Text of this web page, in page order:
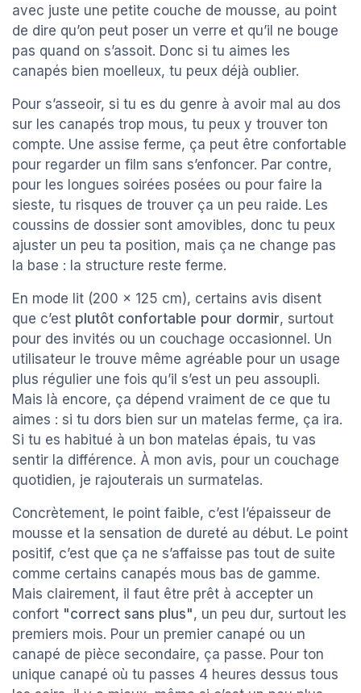
avec juste une petite couche de mousse, au point
de dire qu’on peut poser un verre et qu’il ne bouge
pas quand on s’assoit. Donc si tu aimes les
canapés bien moelleux, tu peux déjà oublier.
Pour s’asseoir, si tu es du genre à avoir mal au dos
sur les canapés trop mous, tu peux y trouver ton
compte. Une assise ferme, ça peut être confortable
pour regarder un film sans s’enfoncer. Par contre,
pour les longues soirées posées ou pour faire la
sieste, tu risques de trouver ça un peu raide. Les
coussins de dossier sont amovibles, donc tu peux
ajuster un peu ta position, mais ça ne change pas
la base : la structure reste ferme.
En mode lit (200 x 125 cm), certains avis disent
que c’est plutôt confortable pour dormir, surtout
pour des invités ou un couchage occasionnel. Un
utilisateur le trouve même agréable pour un usage
plus régulier une fois qu’il s’est un peu assoupli.
Mais là encore, ça dépend vraiment de ce que tu
aimes : si tu dors bien sur un matelas ferme, ça ira.
Si tu es habitué à un bon matelas épais, tu vas
sentir la différence. À mon avis, pour un couchage
quotidien, je rajouterais un surmatelas.
Concrètement, le point faible, c’est l’épaisseur de
mousse et la sensation de dureté au début. Le point
positif, c’est que ça ne s’affaisse pas tout de suite
comme certains canapés mous bas de gamme.
Mais clairement, il faut être prêt à accepter un
confort "correct sans plus", un peu dur, surtout les
premiers mois. Pour un premier canapé ou un
canapé de pièce secondaire, ça passe. Pour ton
unique canapé où tu passes 4 heures dessus tous